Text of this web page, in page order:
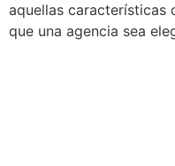
aquellas características
que una agencia sea